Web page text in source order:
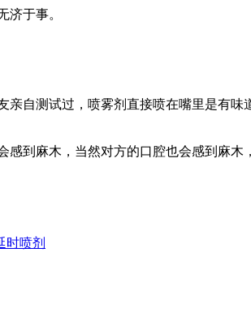
济于事。
自测试过，喷雾剂直接喷在嘴里是有
到麻木，当然对方的口腔也会感到麻
时喷剂